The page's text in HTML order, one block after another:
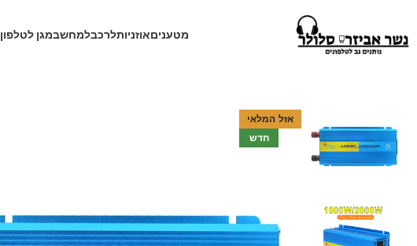
מטעניםאוזניותלרכבלמחשבמגן לטלפון
אזל המלאי
חדש